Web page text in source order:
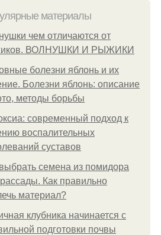
материалы
чем отличаются от
ВОЛНУШКИ И РЫЖИКИ
болезни яблонь и их
Болезни яблонь: описание
методы борьбы
современный подход к
воспалительных
суставов
семена из помидора
Как правильно
материал?
клубника начинается с
подготовки почвы